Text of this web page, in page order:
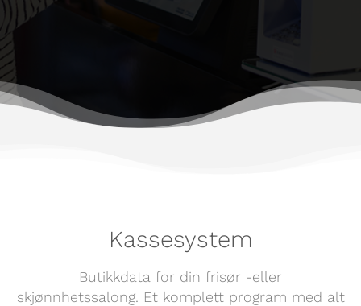
Kassesystem
Butikkdata for din frisør -eller
skjønnhetssalong. Et komplett program med alt